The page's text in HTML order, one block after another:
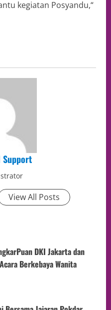
kegiatan Posyandu,“
Support
View All Posts
DKI Jakarta dan
Berkebaya Wanita